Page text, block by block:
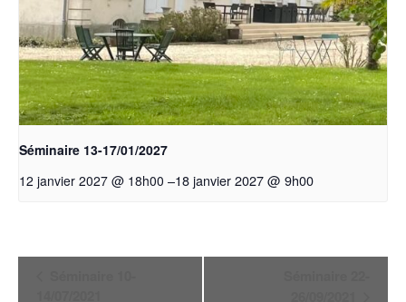
Séminaire 13-17/01/2027
12 janvier 2027 @ 18h00 –18 janvier 2027 @ 9h00